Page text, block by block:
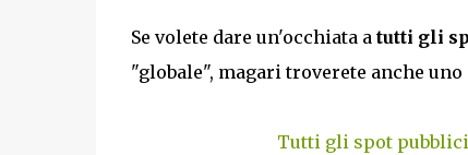
Se volete dare un'occhiata a tutti gli
"globale", magari troverete anche
Tutti gli spot